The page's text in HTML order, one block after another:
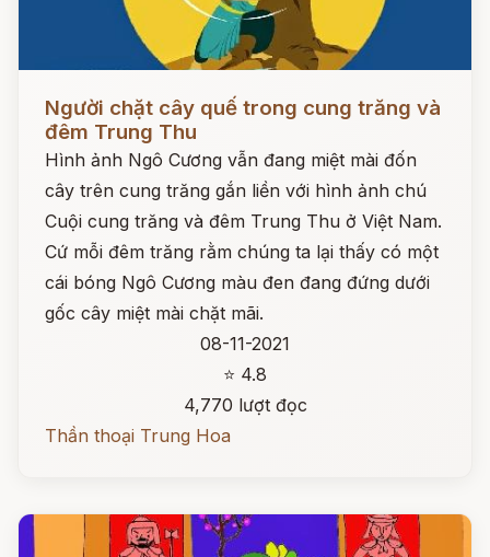
Người chặt cây quế trong cung trăng và
đêm Trung Thu
Hình ảnh Ngô Cương vẫn đang miệt mài đốn
cây trên cung trăng gắn liền với hình ảnh chú
Cuội cung trăng và đêm Trung Thu ở Việt Nam.
Cứ mỗi đêm trăng rằm chúng ta lại thấy có một
cái bóng Ngô Cương màu đen đang đứng dưới
gốc cây miệt mài chặt mãi.
08-11-2021
⭐ 4.8
4,770 lượt đọc
Thần thoại Trung Hoa